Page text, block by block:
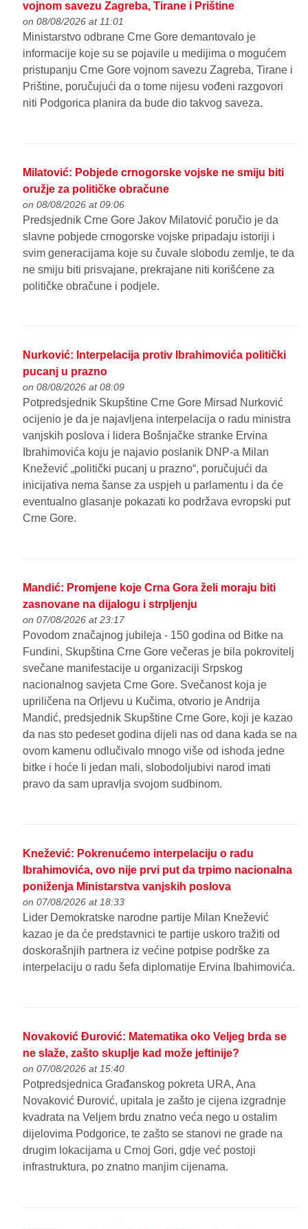
vojnom savezu Zagreba, Tirane i Prištine
on 08/08/2026 at 11:01
Ministarstvo odbrane Crne Gore demantovalo je
informacije koje su se pojavile u medijima o mogućem
pristupanju Crne Gore vojnom savezu Zagreba, Tirane i
Prištine, poručujući da o tome nijesu vođeni razgovori
niti Podgorica planira da bude dio takvog saveza.
Milatović: Pobjede crnogorske vojske ne smiju biti
oružje za političke obračune
on 08/08/2026 at 09:06
Predsjednik Crne Gore Jakov Milatović poručio je da
slavne pobjede crnogorske vojske pripadaju istoriji i
svim generacijama koje su čuvale slobodu zemlje, te da
ne smiju biti prisvajane, prekrajane niti korišćene za
političke obračune i podjele.
Nurković: Interpelacija protiv Ibrahimovića politički
pucanj u prazno
on 08/08/2026 at 08:09
Potpredsjednik Skupštine Crne Gore Mirsad Nurković
ocijenio je da je najavljena interpelacija o radu ministra
vanjskih poslova i lidera Bošnjačke stranke Ervina
Ibrahimovića koju je najavio poslanik DNP-a Milan
Knežević „politički pucanj u prazno“, poručujući da
inicijativa nema šanse za uspjeh u parlamentu i da će
eventualno glasanje pokazati ko podržava evropski put
Crne Gore.
Mandić: Promjene koje Crna Gora želi moraju biti
zasnovane na dijalogu i strpljenju
on 07/08/2026 at 23:17
Povodom značajnog jubileja - 150 godina od Bitke na
Fundini, Skupština Crne Gore večeras je bila pokrovitelj
svečane manifestacije u organizaciji Srpskog
nacionalnog savjeta Crne Gore. Svečanost koja je
upriličena na Orljevu u Kučima, otvorio je Andrija
Mandić, predsjednik Skupštine Crne Gore, koji je kazao
da nas sto pedeset godina dijeli nas od dana kada se na
ovom kamenu odlučivalo mnogo više od ishoda jedne
bitke i hoće li jedan mali, slobodoljubivi narod imati
pravo da sam upravlja svojom sudbinom.
Knežević: Pokrenućemo interpelaciju o radu
Ibrahimovića, ovo nije prvi put da trpimo nacionalna
poniženja Ministarstva vanjskih poslova
on 07/08/2026 at 18:33
Lider Demokratske narodne partije Milan Knežević
kazao je da će predstavnici te partije uskoro tražiti od
doskorašnjih partnera iz većine potpise podrške za
interpelaciju o radu šefa diplomatije Ervina Ibahimovića.
Novaković Đurović: Matematika oko Veljeg brda se
ne slaže, zašto skuplje kad može jeftinije?
on 07/08/2026 at 15:40
Potpredsjednica Građanskog pokreta URA, Ana
Novaković Đurović, upitala je zašto je cijena izgradnje
kvadrata na Veljem brdu znatno veća nego u ostalim
dijelovima Podgorice, te zašto se stanovi ne grade na
drugim lokacijama u Crnoj Gori, gdje već postoji
infrastruktura, po znatno manjim cijenama.